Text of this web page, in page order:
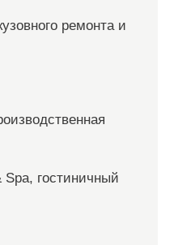
ремонта и
гостиничный